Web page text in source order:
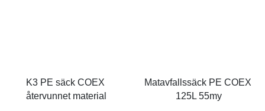
K3 PE säck COEX
återvunnet material
Matavfallssäck PE COEX
125L 55my